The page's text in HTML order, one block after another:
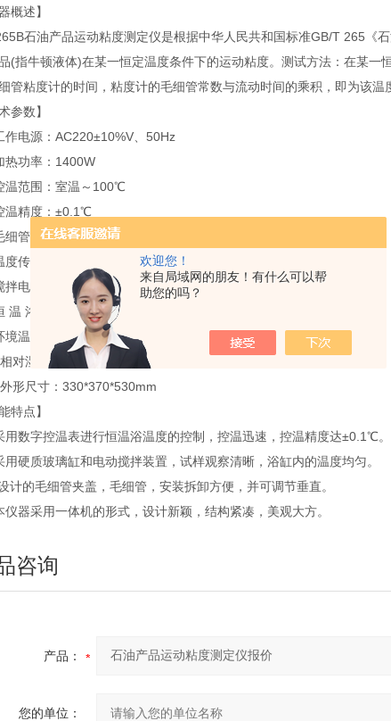
欢迎您！
来自局域网的朋友！有什么可以帮
助您的吗？
概述】
石油产品运动粘度测定仪是根据中华人民共和国标准GB/T 265《
(指牛顿液体)在某一恒定温度条件下的运动粘度。测试方法：在某
管粘度计的时间，粘度计的毛细管常数与流动时间的乘积，即为该温
参数】
作电源：AC220±10%V、50Hz
热功率：1400W
温范围：室温～100℃
温精度：±0.1℃
细管类型：品氏毛细管粘度计
度传感器：工业铂电阻，Pt100
拌电机：转速1200r/min
温 浴：内外两层缸
境温度：0℃～35℃
对湿度：<85%
形尺寸：330*370*530mm
特点】
用数字控温表进行恒温浴温度的控制，控温迅速，控温精度达±0.1℃。
用硬质玻璃缸和电动搅拌装置，试样观察清晰，浴缸内的温度均匀。
计的毛细管夹盖，毛细管，安装拆卸方便，并可调节垂直。
仪器采用一体机的形式，设计新颖，结构紧凑，美观大方。
咨询
产品：
您的单位：